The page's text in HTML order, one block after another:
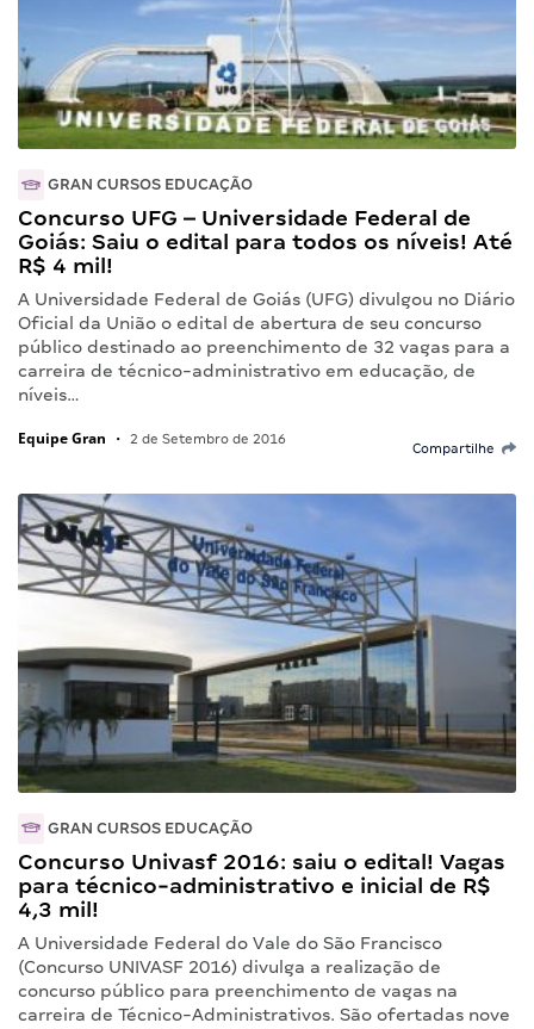
GRAN CURSOS EDUCAÇÃO
Concurso UFG – Universidade Federal de
Goiás: Saiu o edital para todos os níveis! Até
R$ 4 mil!
A Universidade Federal de Goiás (UFG) divulgou no Diário
Oficial da União o edital de abertura de seu concurso
público destinado ao preenchimento de 32 vagas para a
carreira de técnico-administrativo em educação, de
níveis…
Equipe Gran • 2 de Setembro de 2016
Compartilhe
GRAN CURSOS EDUCAÇÃO
Concurso Univasf 2016: saiu o edital! Vagas
para técnico-administrativo e inicial de R$
4,3 mil!
A Universidade Federal do Vale do São Francisco
(Concurso UNIVASF 2016) divulga a realização de
concurso público para preenchimento de vagas na
carreira de Técnico-Administrativos. São ofertadas nove